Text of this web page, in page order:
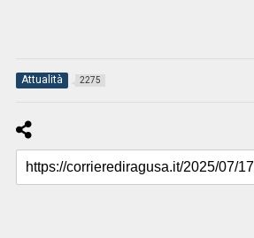
Attualità 2275